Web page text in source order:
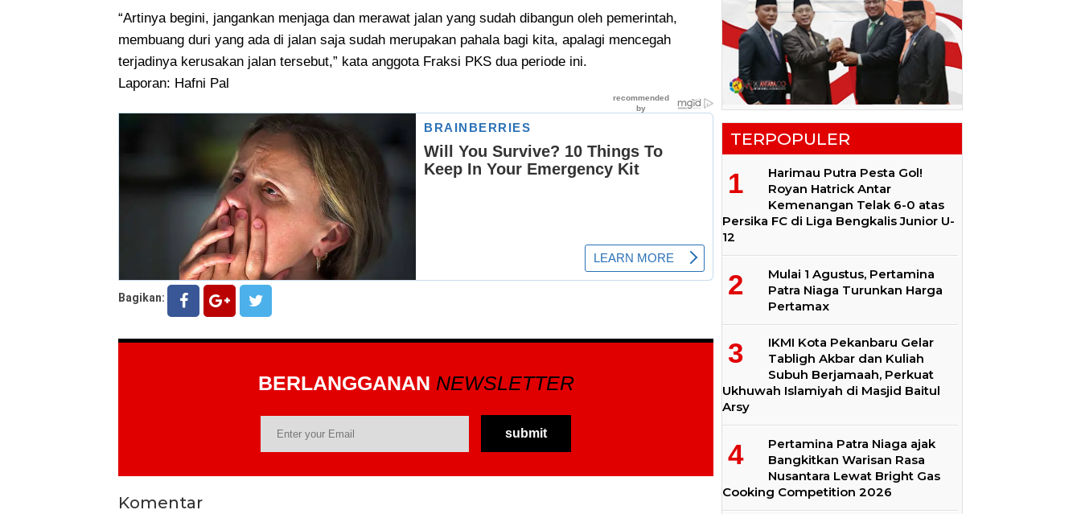
“Artinya begini, jangankan menjaga dan merawat jalan yang sudah dibangun oleh pemerintah,
membuang duri yang ada di jalan saja sudah merupakan pahala bagi kita, apalagi mencegah
terjadinya kerusakan jalan tersebut,” kata anggota Fraksi PKS dua periode ini.
Laporan: Hafni Pal
Bagikan:
BERLANGGANAN NEWSLETTER
Komentar
TERPOPULER
Harimau Putra Pesta Gol!
Royan Hatrick Antar
Kemenangan Telak 6-0 atas
Persika FC di Liga Bengkalis Junior U-
12
Mulai 1 Agustus, Pertamina
Patra Niaga Turunkan Harga
Pertamax
IKMI Kota Pekanbaru Gelar
Tabligh Akbar dan Kuliah
Subuh Berjamaah, Perkuat
Ukhuwah Islamiyah di Masjid Baitul
Arsy
Pertamina Patra Niaga ajak
Bangkitkan Warisan Rasa
Nusantara Lewat Bright Gas
Cooking Competition 2026